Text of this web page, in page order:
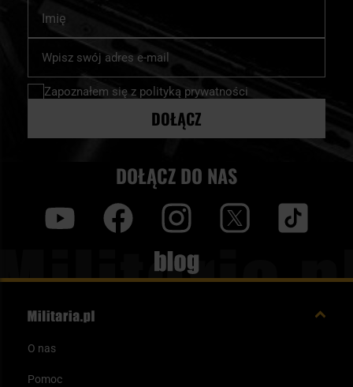
nasz
newsletter:
Zapoznałem się z polityką prywatności
DOŁĄCZ
DOŁĄCZ DO NAS
Blog
O nas
Pomoc